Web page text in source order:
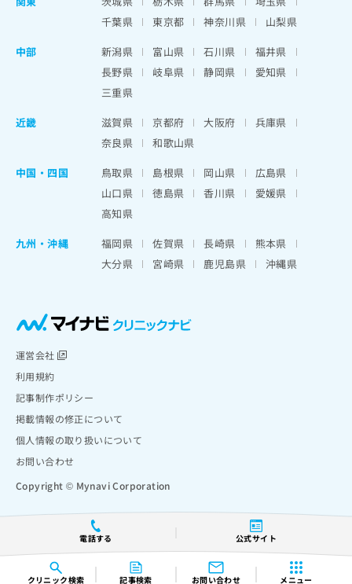
クリニック検索 記事検索 お問い合わせ メニュー
電話する 公式サイト
千葉県
東京都 神奈川県
山梨県
中部
新潟県 富山県 石川県
福井県
長野県
岐阜県 静岡県
愛知県
三重県
近畿
滋賀県 京都府 大阪府
兵庫県
奈良県
和歌山県
中国・四国
鳥取県 島根県 岡山県
広島県
山口県
徳島県 香川県
愛媛県
高知県
九州・沖縄
福岡県 佐賀県 長崎県
熊本県
大分県
宮崎県 鹿児島県 沖縄県
運営会社
利用規約
記事制作ポリシー
掲載情報の修正について
個人情報の取り扱いについて
お問い合わせ
Copyright © Mynavi Corporation